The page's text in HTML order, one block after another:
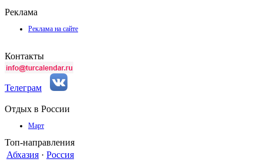
Реклама
Реклама на сайте
Контакты
Телеграм
Отдых в России
Март
Топ-направления
Абхазия · Россия